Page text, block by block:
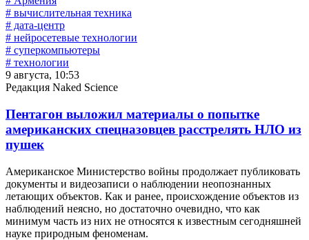
# вычислительная техника
# дата-центр
# нейросетевые технологии
# суперкомпьютеры
# технологии
9 августа, 10:53
Редакция Naked Science
Пентагон выложил материалы о попытке
американских спецназовцев расстрелять НЛО из
пушек
Американское Министерство войны продолжает публиковать
документы и видеозаписи о наблюдении неопознанных
летающих объектов. Как и ранее, происхождение объектов из
наблюдений неясно, но достаточно очевидно, что как
минимум часть из них не относятся к известным сегодняшней
науке природным феноменам.